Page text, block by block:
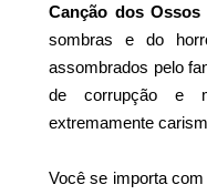
Canção dos Ossos
sombras e do
assombrados pelo
de corrupção e
extremamente
Você se importa